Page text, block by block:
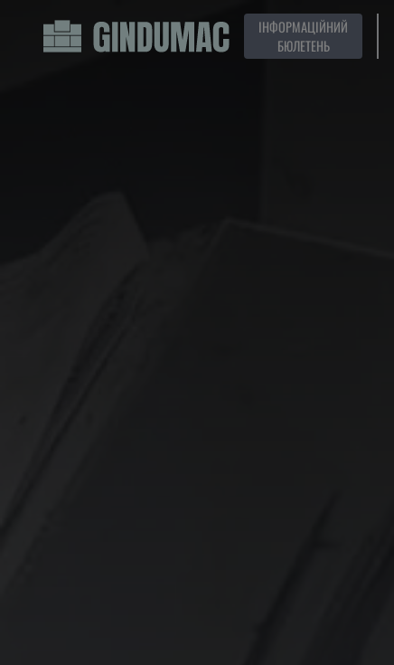
ІНФОРМАЦІЙНИЙ
БЮЛЕТЕНЬ